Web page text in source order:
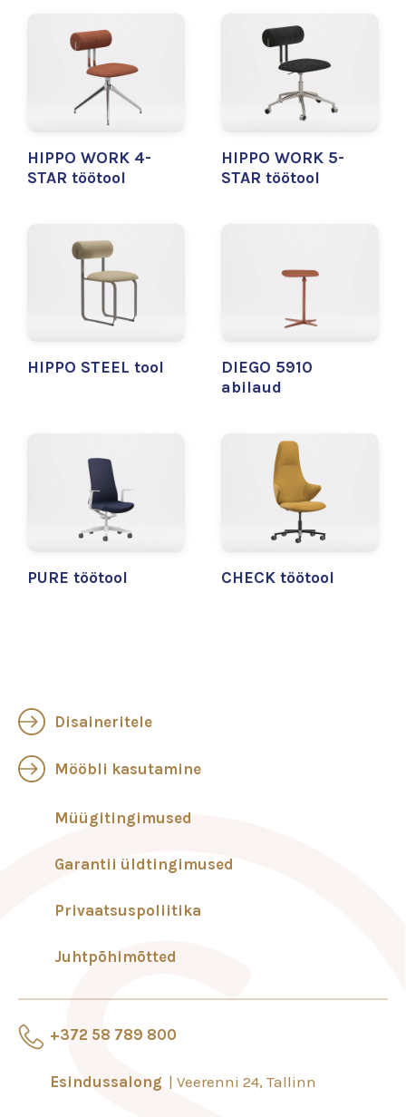
HIPPO WORK 4-
STAR töötool
HIPPO WORK 5-
STAR töötool
HIPPO STEEL tool
DIEGO 5910
abilaud
PURE töötool CHECK töötool
+372 58 789 800
Esindussalong Veerenni 24, Tallinn
Disaineritele
Mööbli kasutamine
Müügitingimused
Garantii üldtingimused
Privaatsuspoliitika
Juhtpõhimõtted